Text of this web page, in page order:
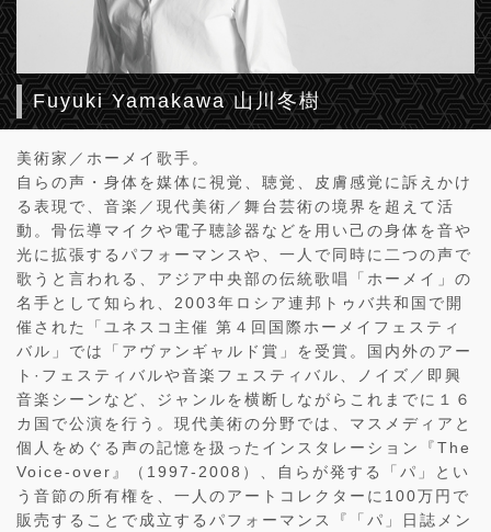
Fuyuki Yamakawa 山川冬樹
美術家／ホーメイ歌手。
自らの声・身体を媒体に視覚、聴覚、皮膚感覚に訴えかけ
る表現で、音楽／現代美術／舞台芸術の境界を超えて活
動。骨伝導マイクや電子聴診器などを用い己の身体を音や
光に拡張するパフォーマンスや、一人で同時に二つの声で
歌うと言われる、アジア中央部の伝統歌唱「ホーメイ」の
名手として知られ、2003年ロシア連邦トゥバ共和国で開
催された「ユネスコ主催 第４回国際ホーメイフェスティ
バル」では「アヴァンギャルド賞」を受賞。国内外のアー
ト·フェスティバルや音楽フェスティバル、ノイズ／即興
音楽シーンなど、ジャンルを横断しながらこれまでに１６
カ国で公演を行う。現代美術の分野では、マスメディアと
個人をめぐる声の記憶を扱ったインスタレーション『The
Voice-over』（1997-2008）、自らが発する「パ」とい
う音節の所有権を、一人のアートコレクターに100万円で
販売することで成立するパフォーマンス『「パ」日誌メン